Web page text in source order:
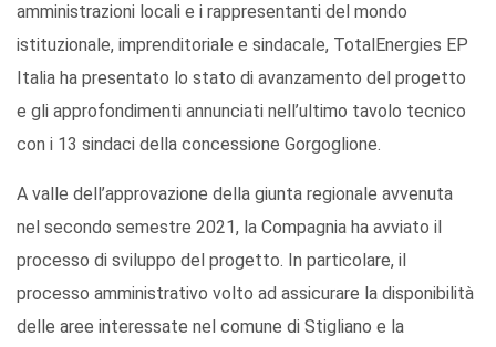
amministrazioni locali e i rappresentanti del mondo
istituzionale, imprenditoriale e sindacale, TotalEnergies EP
Italia ha presentato lo stato di avanzamento del progetto
e gli approfondimenti annunciati nell’ultimo tavolo tecnico
con i 13 sindaci della concessione Gorgoglione.
A valle dell’approvazione della giunta regionale avvenuta
nel secondo semestre 2021, la Compagnia ha avviato il
processo di sviluppo del progetto. In particolare, il
processo amministrativo volto ad assicurare la disponibilità
delle aree interessate nel comune di Stigliano e la